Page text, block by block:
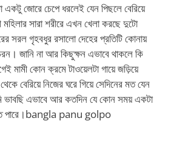
জোরে চেপে ধরলেই যেন পিছলে বেরিয়ে
মহিলার সারা শরীরে এখন খেলা করছে দুটো
সরল গৃহবধুর রসালো দেহের প্রতিটি কোনায়
জানি না আর কিছুক্ষন এভাবে থাকলে কি
মামী কোন ক্রমে টাওয়েলটা গায়ে জড়িয়ে
বেরিয়ে নিজের ঘরে গিয়ে সেদিনের মত যেন
ভাবছি এভাবে আর কতদিন যে কোন সময় একটা
পারে।bangla panu golpo